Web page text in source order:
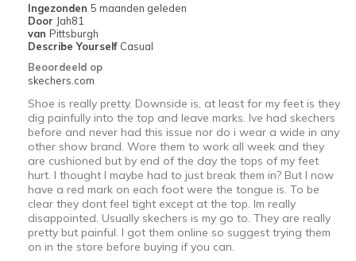
Beste toepassingen
Going Out
Special Occasions
Width
Feels true to width
Sizing
Feels true to size
View On Shoes
Shoes are for Wearing
Ingezonden 5 maanden geleden
Door Jah81
van Pittsburgh
Describe Yourself Casual
Beoordeeld op
skechers.com
Shoe is really pretty. Downside is, at least for my feet is they
dig painfully into the top and leave marks. Ive had skechers
before and never had this issue nor do i wear a wide in any
other show brand. Wore them to work all week and they
are cushioned but by end of the day the tops of my feet
hurt. I thought I maybe had to just break them in? But I now
have a red mark on each foot were the tongue is. To be
clear they dont feel tight except at the top. Im really
disappointed. Usually skechers is my go to. They are really
pretty but painful. I got them online so suggest trying them
on in the store before buying if you can.